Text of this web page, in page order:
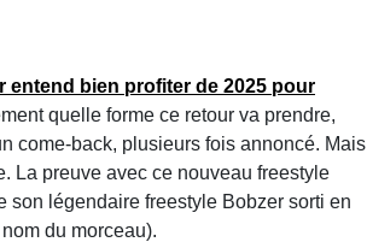
entend bien profiter de 2025 pour
quelle forme ce retour va prendre,
come-back, plusieurs fois annoncé. Mais
La preuve avec ce nouveau freestyle
son légendaire freestyle Bobzer sorti en
du morceau).